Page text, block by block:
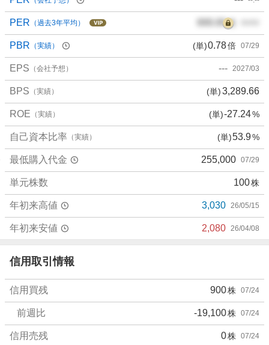
PER （過去3年平均） 000.00倍
PBR （実績） (単)0.78倍 07/29
EPS （会社予想） --- 2027/03
BPS （実績） (単)3,289.66
ROE （実績） (単)-27.24%
自己資本比率 （実績） (単)53.9%
最低購入代金 255,000 07/29
単元株数 100株
年初来高値 3,030 26/05/15
年初来安値 2,080 26/04/08
信用取引情報
信用買残 900株 07/24
前週比 -19,100株 07/24
信用売残 0株 07/24